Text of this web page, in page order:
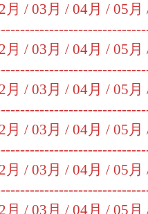
月 / 03月 / 04月 / 05月
月 / 03月 / 04月 / 05月
月 / 03月 / 04月 / 05月
月 / 03月 / 04月 / 05月
月 / 03月 / 04月 / 05月
月 / 03月 / 04月 / 05月